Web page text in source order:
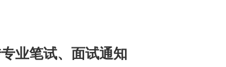
业笔试、面试通知